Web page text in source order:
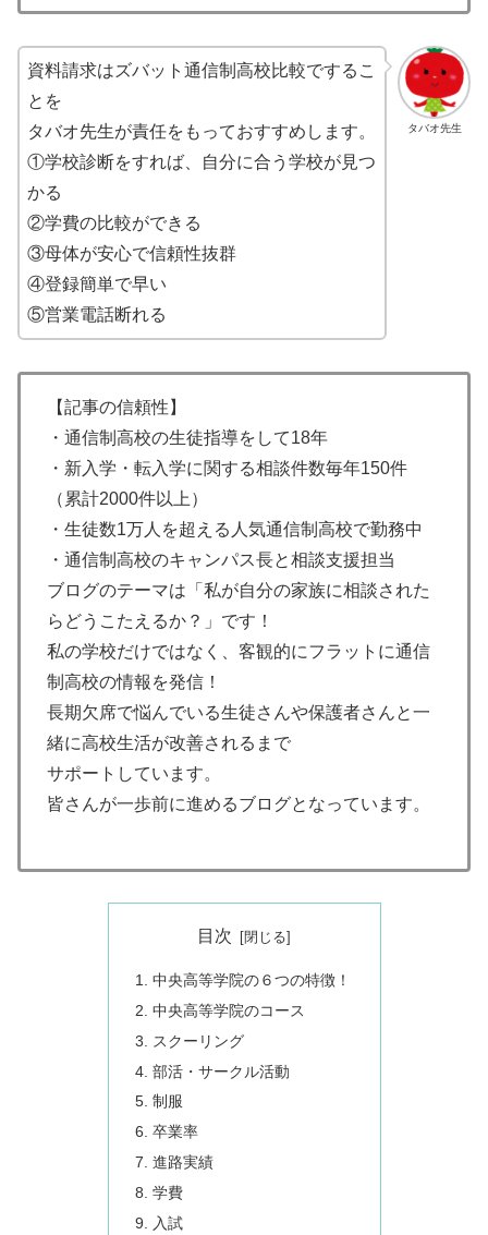
タバオ先生
資料請求はズバット通信制高校比較でするこ
とを
タバオ先生が責任をもっておすすめします。
①学校診断をすれば、自分に合う学校が見つ
かる
②学費の比較ができる
③母体が安心で信頼性抜群
④登録簡単で早い
⑤営業電話断れる
【記事の信頼性】
・通信制高校の生徒指導をして18年
・新入学・転入学に関する相談件数毎年150件
（累計2000件以上）
・生徒数1万人を超える人気通信制高校で勤務中
・通信制高校のキャンパス長と相談支援担当
ブログのテーマは「私が自分の家族に相談された
らどうこたえるか？」です！
私の学校だけではなく、客観的にフラットに通信
制高校の情報を発信！
長期欠席で悩んでいる生徒さんや保護者さんと一
緒に高校生活が改善されるまで
サポートしています。
皆さんが一歩前に進めるブログとなっています。
目次
中央高等学院の６つの特徴！
中央高等学院のコース
スクーリング
部活・サークル活動
制服
卒業率
進路実績
学費
入試